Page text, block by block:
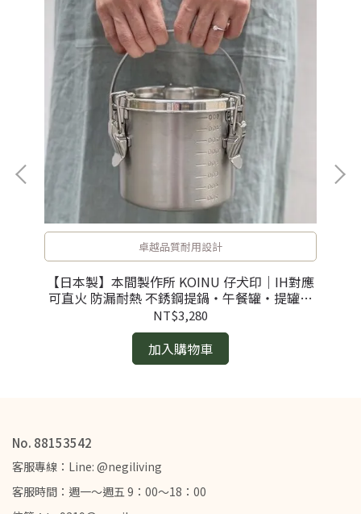
卓越品質耐用設計
【日本製】本間製作所 KOINU 仔犬印｜IH對應
可直火 防漏耐熱 不銹鋼提鍋・午餐罐・提罐・
給食罐・圓型湯鍋
NT$3,280
加入購物車
No. 88153542
客服專線：Line: @negiliving
客服時間：週一～週五 9：00～18：00